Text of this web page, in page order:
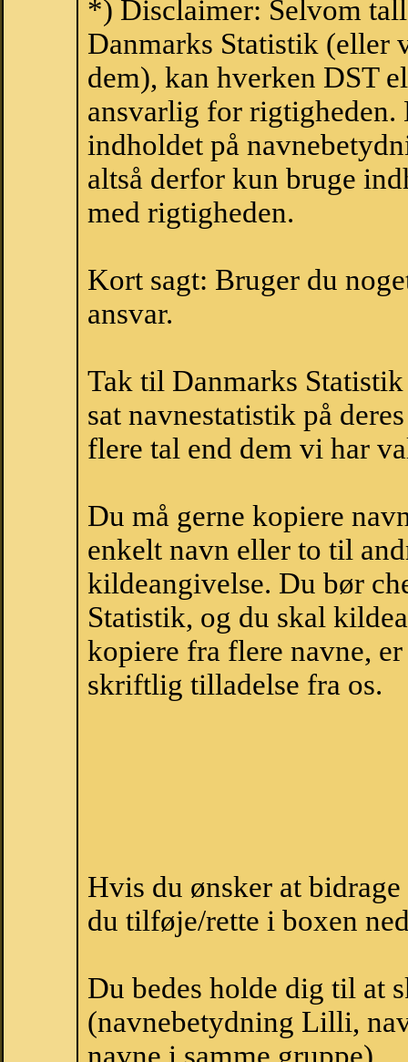
*) Disclaimer: Selvom
Danmarks Statistik (eller
dem), kan hverken DST
ansvarlig for
indholdet på
altså derfor kun bruge
med rigtigheden.
Kort sagt: Bruger du
ansvar.
Tak til Danmarks
sat navnestatistik på
flere tal end dem vi har
Du må gerne kopiere
enkelt navn eller to til
kildeangivelse. Du bør
Statistik, og du skal
kopiere fra flere navne,
skriftlig tilladelse fra os.
Hvis du ønsker at
du tilføje/rette i boxen
Du bedes holde dig til at
(navnebetydning Lilli,